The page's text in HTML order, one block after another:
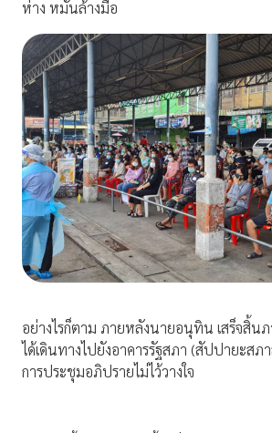
ห่าง หมั่นล้างมือ
อย่างไรก็ตาม ภายหลังนายอนุทิน เสร็จสิ้น
ได้เดินทางไปยังอาคารรัฐสภา (สัปปายะสภ
การประชุมอภิปรายไม่ไว้วางใจ